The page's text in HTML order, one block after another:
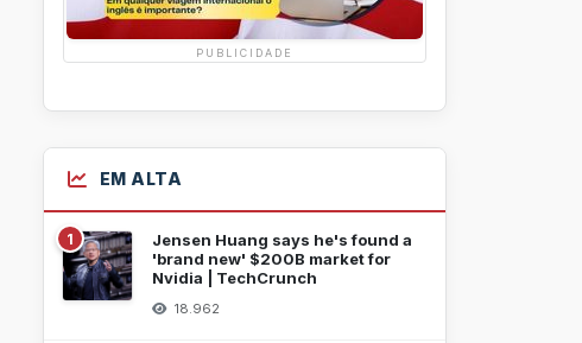
PUBLICIDADE
EM ALTA
1
Jensen Huang says he's found a
'brand new' $200B market for
Nvidia | TechCrunch
18.962